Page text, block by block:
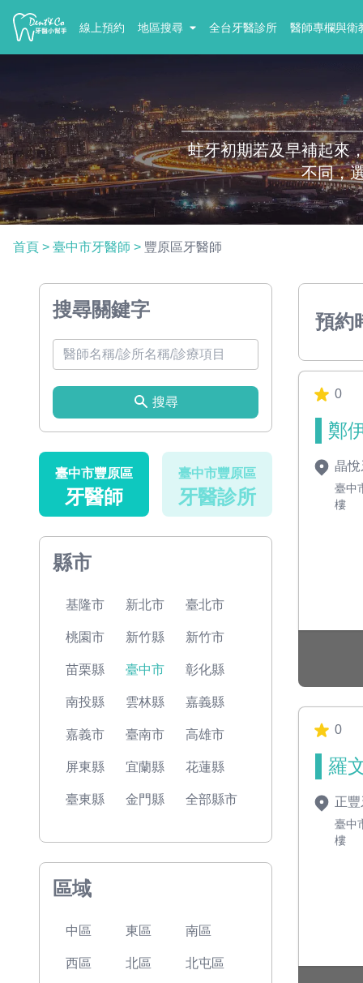
線上預約 地區搜尋 全台牙醫診所 醫師專欄與衛
蛀牙初期若及早補起來
不同，
首頁 > 臺中市牙醫師 > 豐原區牙醫師
搜尋關鍵字
搜尋
臺中市豐原區
牙醫師
臺中市豐原區
牙醫診所
縣市
基隆市 新北市 臺北市
桃園市 新竹縣 新竹市
苗栗縣 臺中市 彰化縣
南投縣 雲林縣 嘉義縣
嘉義市 臺南市 高雄市
屏東縣 宜蘭縣 花蓮縣
臺東縣 金門縣 全部縣市
區域
中區 東區 南區
西區 北區 北屯區
預約
0
鄭
晶
臺中
樓
0
羅
正
臺中
樓